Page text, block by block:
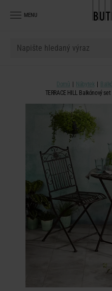
MENU
Domů Nábytek
TERRACE HILL Balkónový